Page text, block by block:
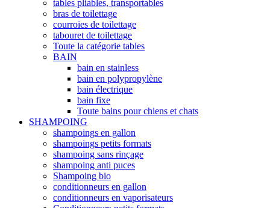
tables pliables, transportables
bras de toilettage
courroies de toilettage
tabouret de toilettage
Toute la catégorie tables
BAIN
bain en stainless
bain en polypropylène
bain électrique
bain fixe
Toute bains pour chiens et chats
SHAMPOING
shampoings en gallon
shampoings petits formats
shampoing sans rinçage
shampoing anti puces
Shampoing bio
conditionneurs en gallon
conditionneurs en vaporisateurs